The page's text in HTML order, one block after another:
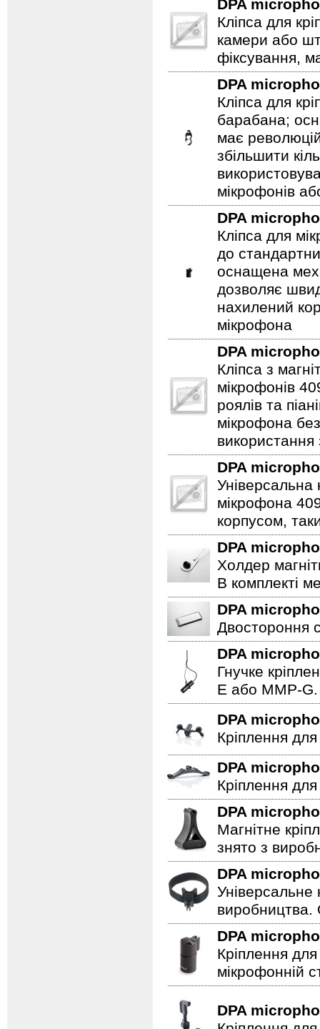
DPA
Кліпса для
камери або
фіксування,
DPA
Кліпса для
барабана;
має
збільшити
мікрофонів
DPA
Кліпса для
до
оснащена
дозволяє
нахилений
мікрофона
DPA
Кліпса з
мікрофонів
роялів та
мікрофона
DPA
Універсальна
мікрофона
корпусом,
DPA
Холдер
В комплекті
DPA
Двостороння
DPA
Гнучке
E або MMP-G.
DPA
Кріплення
DPA
Кріплення
DPA
Магнітне
знято з
DPA
Універсальне
виробництва.
DPA
Кріплення
мікрофонній
DPA